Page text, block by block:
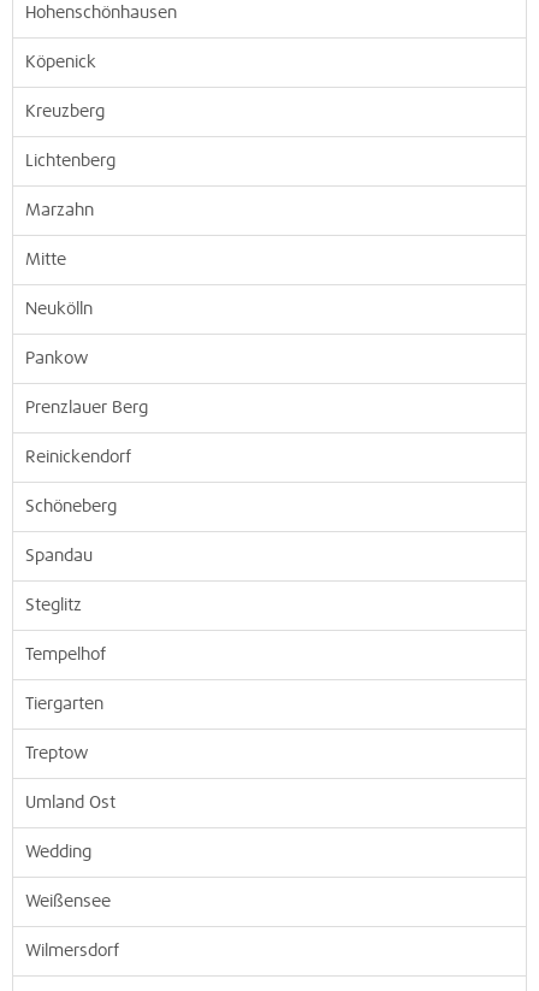
Hohenschönhausen
Köpenick
Kreuzberg
Lichtenberg
Marzahn
Mitte
Neukölln
Pankow
Prenzlauer Berg
Reinickendorf
Schöneberg
Spandau
Steglitz
Tempelhof
Tiergarten
Treptow
Umland Ost
Wedding
Weißensee
Wilmersdorf